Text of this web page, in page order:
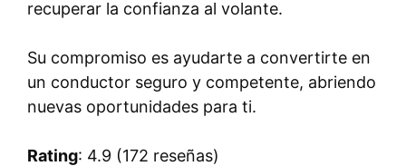
recuperar la confianza al volante.
Su compromiso es ayudarte a convertirte en
un conductor seguro y competente, abriendo
nuevas oportunidades para ti.
Rating: 4.9 (172 reseñas)